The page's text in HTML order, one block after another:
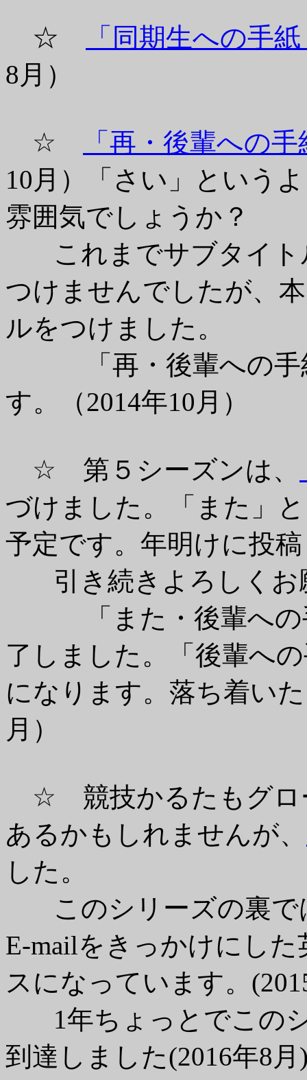
☆
「同期生への手
8月）
☆
「再・後輩への
10月）「さい」という
雰囲気でしょうか？
これまでサブタイト
つけませんでしたが、
ルをつけました。
「再・後輩への手紙
す。（2014年10月）
☆ 第５シーズンは、
づけました。「また」
予定です。年明けに投
引き続きよろしくお
「また・後輩への手
了しました。「後輩へ
になります。落ち着い
月）
☆ 競技かるたもグロ
あるかもしれませんが、
した。
このシリーズの裏で
E-mailをきっかけにし
スになっています。
1年ちょっとでこのシ
到達しました(2016年8